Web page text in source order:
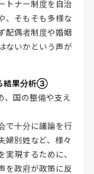
トナー制度を自治
、そもそも多様な
配偶者制度や婚姻
ないかという声が
結果分析③
、国の整備や支え
で十分に議論を行
婦別姓など、様々
現するために、
を政府が政策に反